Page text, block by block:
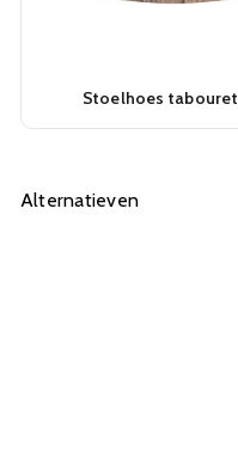
Stoelhoes tabouret
Alternatieven